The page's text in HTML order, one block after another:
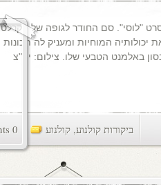
"לוסי". סם החודר לגופה של סקרלט
יכולותיה המוחיות ומעניק לה תכונות
באלמנט הטבעי שלו. צילום: יח"צ
0 comments ביקורות קולנוע, קולנוע